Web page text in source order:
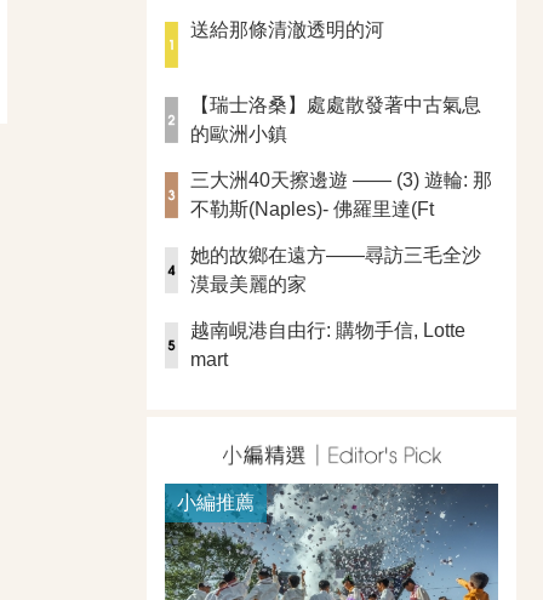
送給那條清澈透明的河
【瑞士洛桑】處處散發著中古氣息
的歐洲小鎮
三大洲40天擦邊遊 —— (3) 遊輪: 那
不勒斯(Naples)- 佛羅里達(Ft
她的故鄉在遠方——尋訪三毛全沙
漠最美麗的家
越南峴港自由行: 購物手信, Lotte
mart
小編推薦